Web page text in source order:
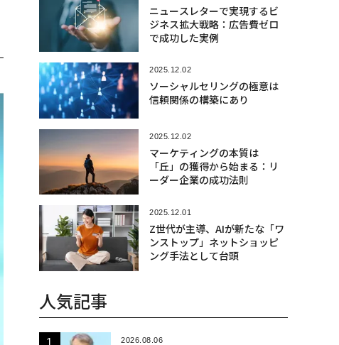
ニュースレターで実現するビ
ジネス拡大戦略：広告費ゼロ
で成功した実例
2025.12.02
ソーシャルセリングの極意は
信頼関係の構築にあり
2025.12.02
マーケティングの本質は
「丘」の獲得から始まる：リ
ーダー企業の成功法則
2025.12.01
Z世代が主導、AIが新たな「ワ
ンストップ」ネットショッピ
ング手法として台頭
人気記事
2026.08.06